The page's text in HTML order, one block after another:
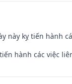
này kỵ tiến hành
hành các việc